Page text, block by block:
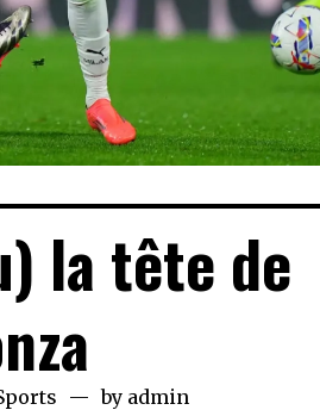
la tête de
by admin